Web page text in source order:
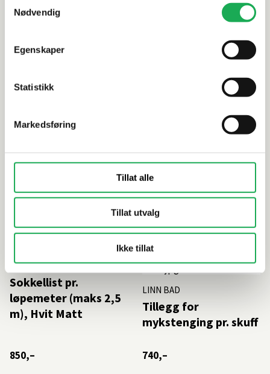
Nødvendig
Egenskaper
Statistikk
Markedsføring
Tillat alle
Tillat utvalg
Ikke tillat
Foring
5 cm, Hvit Matt
200,–
Bestillingsvare
skittentøykurv for 40
- 80 cm underskap,
1 810,–
Bestillingsvare
På lager i 2 butikker
Sokkellist pr.
løpemeter (maks 2,5
m), Hvit Matt
LINN BAD
850,–
Tillegg for
mykstenging pr. skuff
LINN BAD
740,–